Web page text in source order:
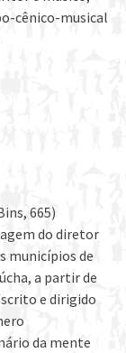
cênico-musical
665)
do diretor
municípios de
a partir de
e dirigido
da mente